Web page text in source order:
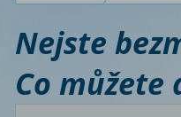
Nejste
Co